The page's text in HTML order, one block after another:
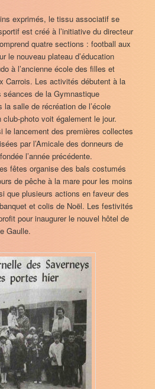
exprimés, le tissu associatif se
est créé à l’initiative du directeur
quatre sections : football aux
le nouveau plateau d’éducation
à l’ancienne école des filles et
Carrois. Les activités débutent à la
de la Gymnastique
salle de récréation de l’école
photo voit également le jour.
le lancement des premières collectes
par l’Amicale des donneurs de
l’année précédente.
fêtes organise des bals costumés
de pêche à la mare pour les moins
que plusieurs actions en faveur des
et colis de Noël. Les festivités
pour inaugurer le nouvel hôtel de
Gaulle.